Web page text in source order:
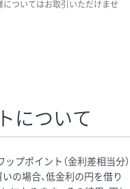
ついてはお取引いただけませ
について
プポイント（金利差相当分）
の場合、低金利の円を借り